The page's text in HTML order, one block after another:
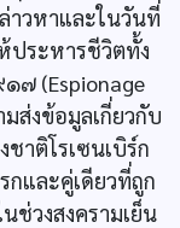
าวหาและในวันที่
ระหารชีวิตทั้ง
๗ (Espionage
ส่งข้อมูลเกี่ยวกับ
าติโรเซนเบิร์ก
กและคู่เดียวที่ถูก
ช่วงสงครามเย็น